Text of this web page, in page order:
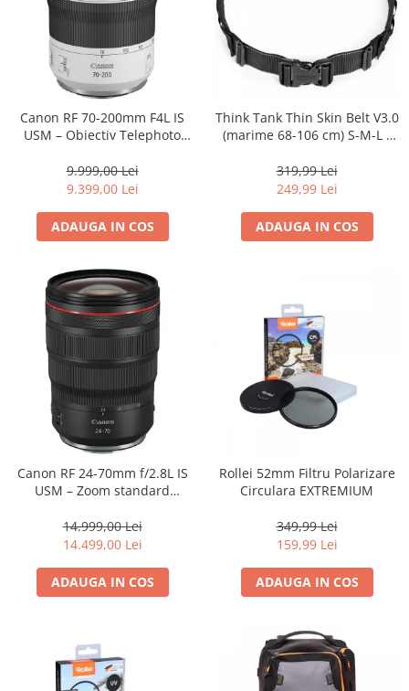
Canon RF 70-200mm F4L IS
USM – Obiectiv Telephoto
9.999,00 Lei
9.399,00 Lei
ADAUGA IN COS
Think Tank Thin Skin Belt V3.0
(marime 68-106 cm) S-M-L -
319,99 Lei
249,99 Lei
ADAUGA IN COS
Canon RF 24-70mm f/2.8L IS
USM – Zoom standard
14.999,00 Lei
14.499,00 Lei
ADAUGA IN COS
Rollei 52mm Filtru Polarizare
Circulara EXTREMIUM
349,99 Lei
159,99 Lei
ADAUGA IN COS